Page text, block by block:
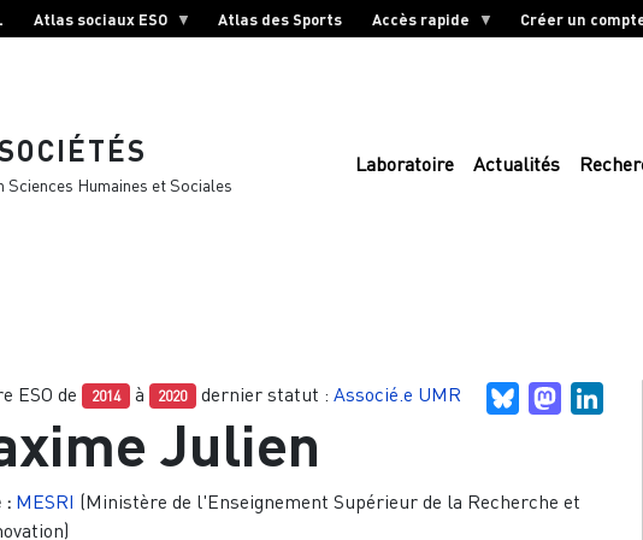
Atlas sociaux ESO Atlas des Sports Accès rapide Créer un
Humaines et Sociales
Laboratoire Actualités
BlueskyMastodon
ESO de 2014 à 2020 dernier statut :Associé.e UMR
Julien
: MESRI (Ministère de l'Enseignement Supérieur de la Recherche et